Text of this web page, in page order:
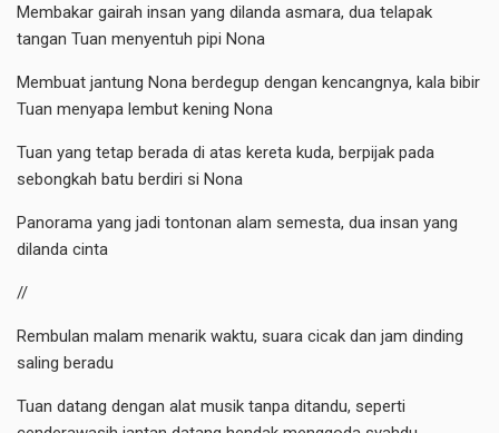
Membakar gairah insan yang dilanda asmara, dua telapak
tangan Tuan menyentuh pipi Nona
Membuat jantung Nona berdegup dengan kencangnya, kala bibir
Tuan menyapa lembut kening Nona
Tuan yang tetap berada di atas kereta kuda, berpijak pada
sebongkah batu berdiri si Nona
Panorama yang jadi tontonan alam semesta, dua insan yang
dilanda cinta
//
Rembulan malam menarik waktu, suara cicak dan jam dinding
saling beradu
Tuan datang dengan alat musik tanpa ditandu, seperti